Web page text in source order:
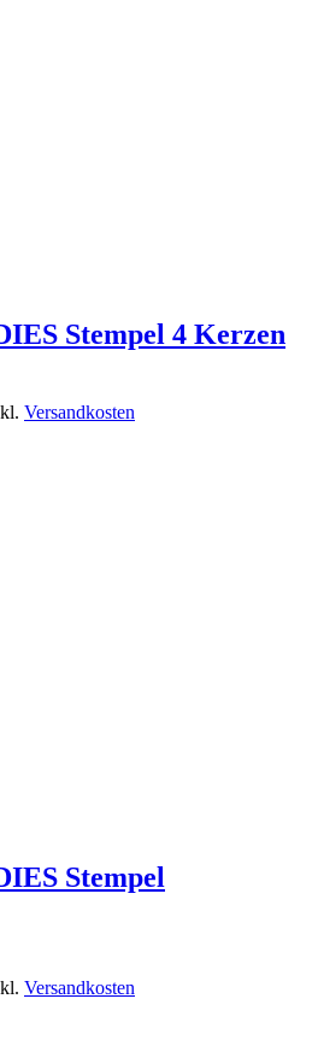
Stempel 4 Kerzen
Versandkosten
Stempel
Versandkosten